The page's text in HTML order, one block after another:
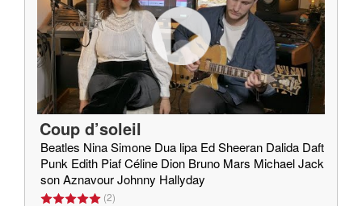
Coup d’soleil
Beatles Nina Simone Dua lipa Ed Sheeran Dalida Daft
Punk Edith Piaf Céline Dion Bruno Mars Michael Jack
son Aznavour Johnny Hallyday
(2)